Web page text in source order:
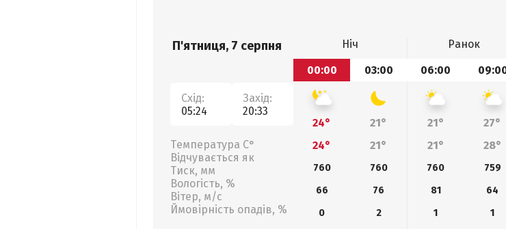
П'ятниця, 7 серпня
Схід:
05:24
Захід:
20:33
Температура С°
Відчувається як
Тиск, мм
Вологість, %
Вітер, м/с
Ймовірність опадів, %
Ніч Ранок
00:00
03:00 06:00
24° 21° 21° 27°
24°
21° 21° 28°
760 760 760 759
66
76 81 64
0
2 1 1